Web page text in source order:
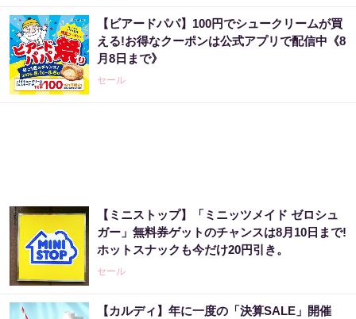
【ビアードパパ】100円でシュークリームが買
える!お得なクーポンは公式アプリで配信中《8
月8日まで》
セール
【ミニストップ】「ミニッツメイド ゼロシュ
ガー」無料券ゲットのチャンスは8月10日まで!
ホットスナックも今だけ20円引き。
セール
【カルディ】年に一度の「決算SALE」開催